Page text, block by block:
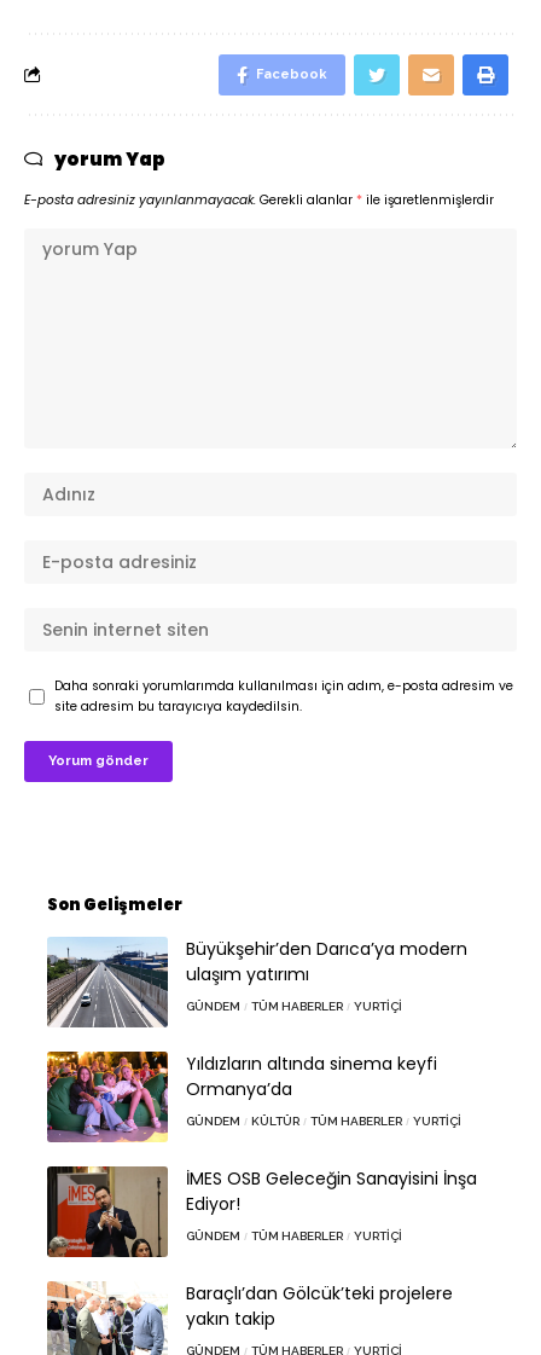
Facebook
yorum Yap
E-posta adresiniz yayınlanmayacak. Gerekli alanlar * ile işaretlenmişlerdir
Daha sonraki yorumlarımda kullanılması için adım, e-posta adresim ve
site adresim bu tarayıcıya kaydedilsin.
Son Gelişmeler
Büyükşehir’den Darıca’ya modern
ulaşım yatırımı
GÜNDEM TÜM HABERLER YURTIÇI
Yıldızların altında sinema keyfi
Ormanya’da
GÜNDEM KÜLTÜR TÜM HABERLER YURTIÇI
İMES OSB Geleceğin Sanayisini İnşa
Ediyor!
GÜNDEM TÜM HABERLER YURTIÇI
Baraçlı’dan Gölcük’teki projelere
yakın takip
GÜNDEM TÜM HABERLER YURTIÇI